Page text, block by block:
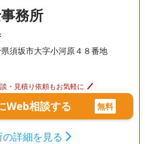
務所
須坂市大字小河原４８番地
・見積り依頼もお気軽に
Web相談する 無料
詳細を見る